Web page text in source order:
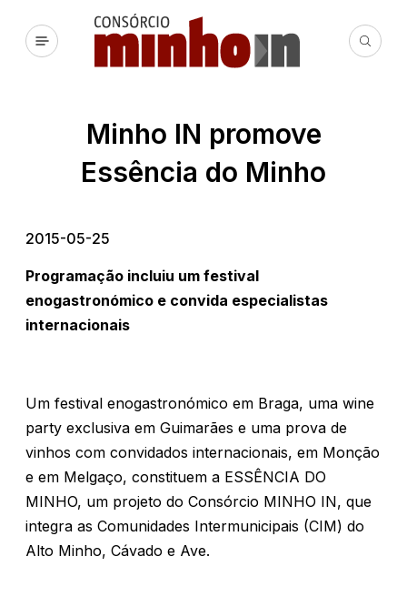
Minho IN promove
Essência do Minho
2015-05-25
Programação incluiu um festival
enogastronómico e convida especialistas
internacionais
Um festival enogastronómico em Braga, uma wine
party exclusiva em Guimarães e uma prova de
vinhos com convidados internacionais, em Monção
e em Melgaço, constituem a ESSÊNCIA DO
MINHO, um projeto do Consórcio MINHO IN, que
integra as Comunidades Intermunicipais (CIM) do
Alto Minho, Cávado e Ave.